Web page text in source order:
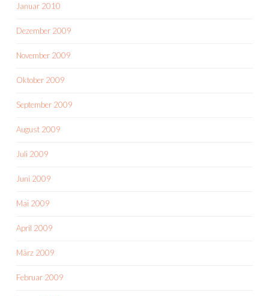
Januar 2010
Dezember 2009
November 2009
Oktober 2009
September 2009
August 2009
Juli 2009
Juni 2009
Mai 2009
April 2009
März 2009
Februar 2009